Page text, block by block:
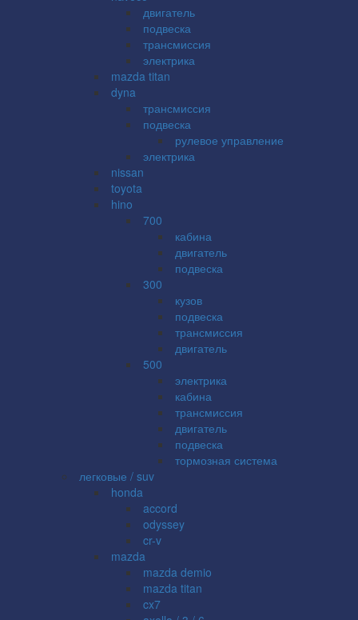
двигатель
подвеска
трансмиссия
электрика
mazda titan
dyna
трансмиссия
подвеска
рулевое управление
электрика
nissan
toyota
hino
700
кабина
двигатель
подвеска
300
кузов
подвеска
трансмиссия
двигатель
500
электрика
кабина
трансмиссия
двигатель
подвеска
тормозная система
легковые / suv
honda
accord
odyssey
cr-v
mazda
mazda demio
mazda titan
cx7